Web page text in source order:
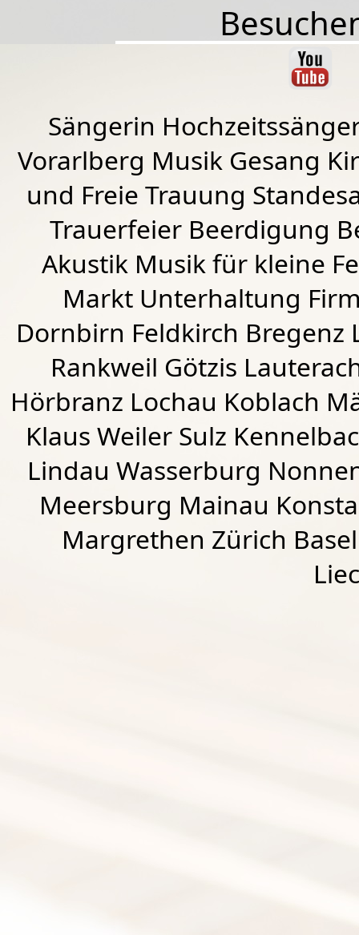
Sängerin
Vorarlberg Musik Gesang
und Freie Trauung
Trauerfeier Beerdigung
Akustik Musik für kleine
Markt Unterhaltung
Dornbirn Feldkirch Bregenz
Rankweil Götzis
Hörbranz Lochau Koblach
Klaus Weiler Sulz
Lindau Wasserburg
Meersburg Mainau
Margrethen Zürich